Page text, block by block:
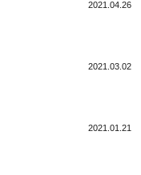
2021.04.26
2021.03.02
2021.01.21